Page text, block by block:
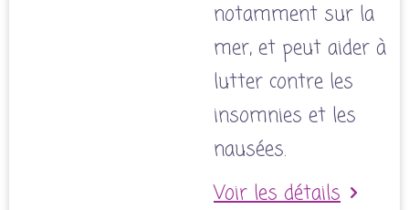
notamment sur la
mer, et peut aider à
lutter contre les
insomnies et les
nausées.
Voir les détails